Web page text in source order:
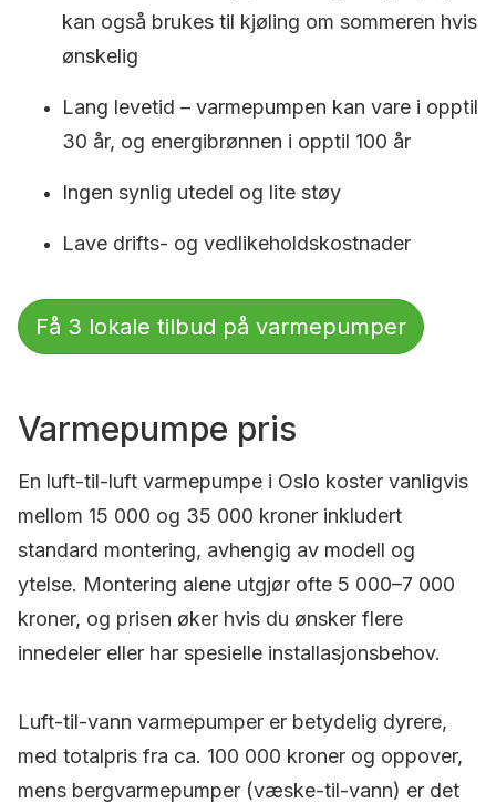
kan også brukes til kjøling om sommeren hvis
ønskelig
Lang levetid – varmepumpen kan vare i opptil
30 år, og energibrønnen i opptil 100 år
Ingen synlig utedel og lite støy
Lave drifts- og vedlikeholdskostnader
Få 3 lokale tilbud på varmepumper
Varmepumpe pris
En luft-til-luft varmepumpe i Oslo koster vanligvis
mellom 15 000 og 35 000 kroner inkludert
standard montering, avhengig av modell og
ytelse. Montering alene utgjør ofte 5 000–7 000
kroner, og prisen øker hvis du ønsker flere
innedeler eller har spesielle installasjonsbehov.
Luft-til-vann varmepumper er betydelig dyrere,
med totalpris fra ca. 100 000 kroner og oppover,
mens bergvarmepumper (væske-til-vann) er det